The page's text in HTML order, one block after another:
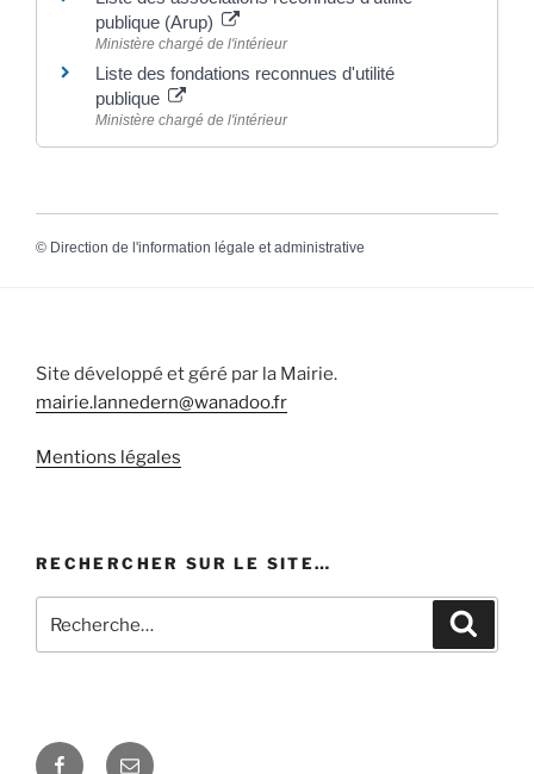
publique (Arup)
Ministère chargé de l'intérieur
Liste des fondations reconnues d'utilité
publique
Ministère chargé de l'intérieur
© Direction de l'information légale et administrative
Site développé et géré par la Mairie.
mairie.lannedern@wanadoo.fr
Mentions légales
RECHERCHER SUR LE SITE…
pour
Facebook
E-